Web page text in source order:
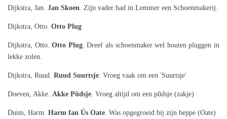
Dijkstra, Jan. Jan Skoen. Zijn vader had in Lemmer een Schoenmakerij.
Dijkstra, Otto. Otto Plug
Dijkstra, Otto.Otto Plug. Dreef als schoenmaker wel houten pluggen in
lekke zolen.
Dijkstra, Ruud. Ruud Suurtsje. Vroeg vaak om een 'Suurtsje'
Doeven, Akke. Akke Pûdsje. Vroeg altijd om een pûdsje (zakje)
Duim, Harm. Harm fan Ús Oate. Was opgegroeid bij zijn beppe (Oate)